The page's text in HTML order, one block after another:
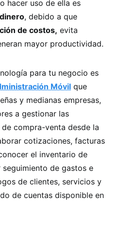
hacer uso de ella es
, debido a que
de costos, evita
mayor productividad.
para tu negocio es
Móvil que
y medianas empresas,
a gestionar las
compra-venta desde la
cotizaciones, facturas
el inventario de
de gastos e
de clientes, servicios y
de cuentas disponible en